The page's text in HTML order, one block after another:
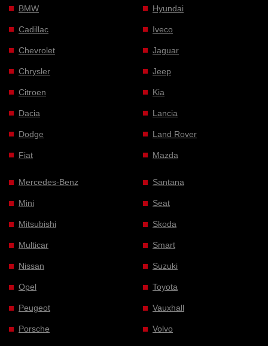
BMW
Cadillac
Chevrolet
Chrysler
Citroen
Dacia
Dodge
Fiat
Hyundai
Iveco
Jaguar
Jeep
Kia
Lancia
Land Rover
Mazda
Mercedes-Benz
Mini
Mitsubishi
Multicar
Nissan
Opel
Peugeot
Porsche
Santana
Seat
Skoda
Smart
Suzuki
Toyota
Vauxhall
Volvo